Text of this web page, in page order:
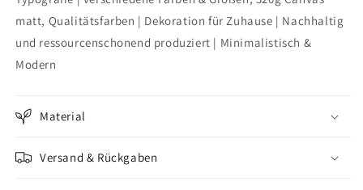
matt, Qualitätsfarben | Dekoration für Zuhause | Nachhaltig
und ressourcenschonend produziert | Minimalistisch &
Modern
Material
Versand & Rückgaben